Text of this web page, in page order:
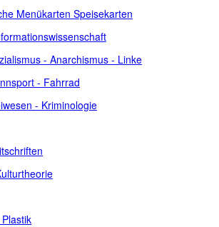
Menükarten Speisekarten
- Anarchismus - Linke
- Fahrrad
- Kriminologie